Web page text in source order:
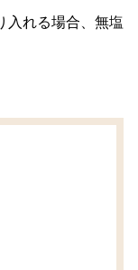
入れる場合、無塩